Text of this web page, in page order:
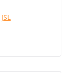
JSL